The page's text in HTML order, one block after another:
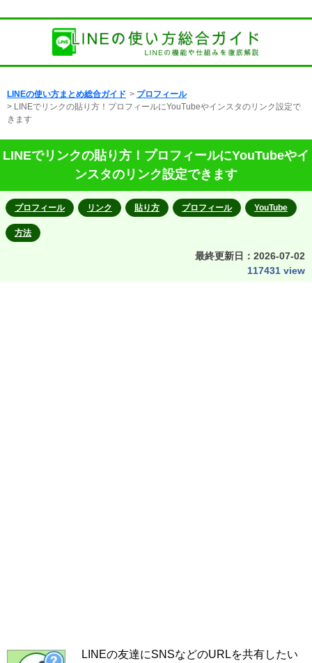
LINEの使い方まとめ総合ガイド > プロフィール
> LINEでリンクの貼り方！プロフィールにYouTubeやインスタのリンク設定で
きます
LINEでリンクの貼り方！プロフィールにYouTubeやイ
ンスタのリンク設定できます
プロフィール リンク 貼り方 プロフィール YouTube
方法
最終更新日： 2026-07-02
117431 view
LINEの友達にSNSなどのURLを共有したい